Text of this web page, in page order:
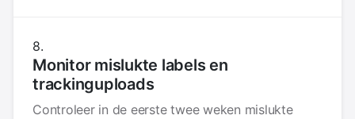
Monitor mislukte labels en
trackinguploads
Controleer in de eerste twee weken mislukte